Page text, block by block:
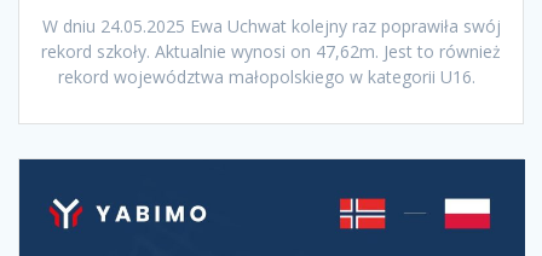
W dniu 24.05.2025 Ewa Uchwat kolejny raz poprawiła swój
rekord szkoły. Aktualnie wynosi on 47,62m. Jest to również
rekord województwa małopolskiego w kategorii U16.